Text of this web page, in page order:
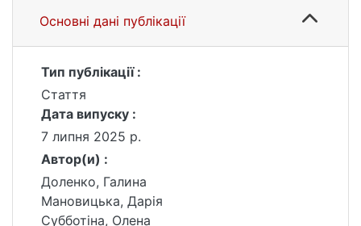
Основні дані публікації
Тип публікації :
Стаття
Дата випуску :
7 липня 2025 р.
Автор(и) :
Доленко, Галина
Мановицька, Дарія
Субботіна, Олена